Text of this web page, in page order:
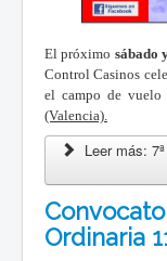
El próximo sábado
Control Casinos
el campo de
(Valencia).
Leer más:
Ordinaria